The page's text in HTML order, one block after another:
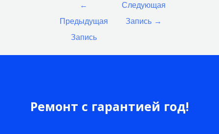
←
Предыдущая
Запись
Следующая
Запись →
Ремонт с гарантией год!